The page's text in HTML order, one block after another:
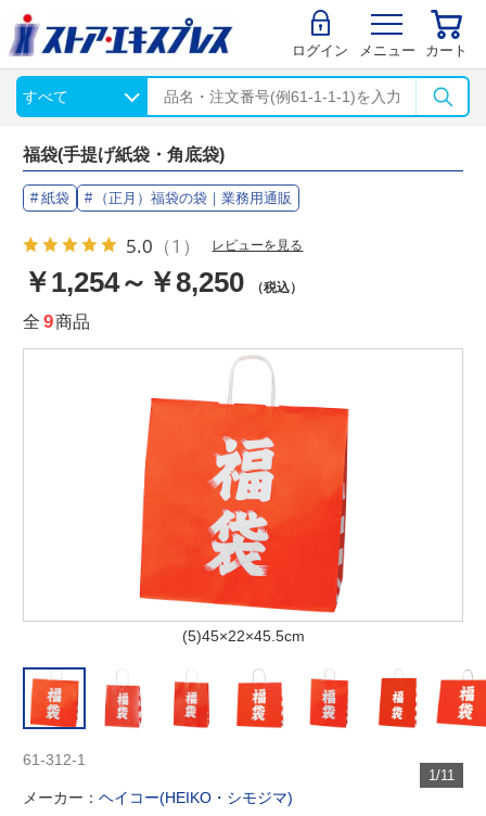
ログイン メニュー カート
福袋(手提げ紙袋・角底袋)
紙袋 （正月）福袋の袋｜業務用通販
5.0 （1） レビューを見る
￥1,254～￥8,250 （税込）
全 9商品
(5)45×22×45.5cm
1/11
61-312-1
メーカー：ヘイコー(HEIKO・シモジマ)